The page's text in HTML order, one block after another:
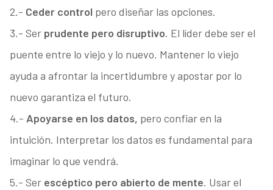
2.- Ceder control pero diseñar las opciones.
3.- Ser prudente pero disruptivo. El líder debe ser el
puente entre lo viejo y lo nuevo. Mantener lo viejo
ayuda a afrontar la incertidumbre y apostar por lo
nuevo garantiza el futuro.
4.- Apoyarse en los datos, pero confiar en la
intuición. Interpretar los datos es fundamental para
imaginar lo que vendrá.
5.- Ser escéptico pero abierto de mente. Usar el